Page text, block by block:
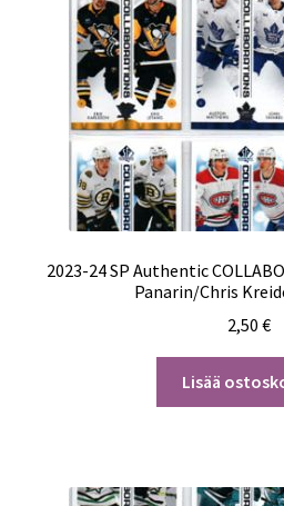
2023-24 SP Authentic
Panarin/Chris
2,50 €
Lisää